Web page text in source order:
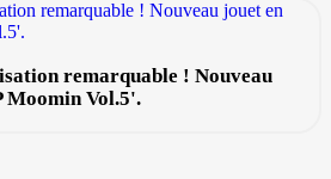
remarquable ! Nouveau
Moomin Vol.5'.